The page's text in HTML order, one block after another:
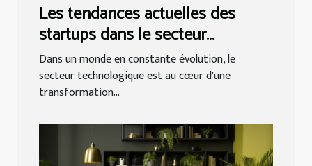
Les tendances actuelles des
startups dans le secteur
technologique
Dans un monde en constante évolution, le
secteur technologique est au cœur d'une
transformation...